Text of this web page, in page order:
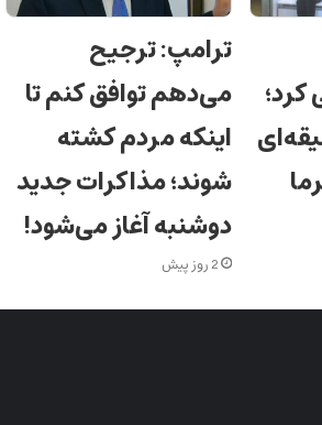
کرد؛
۱۰ دقیقه‌ای
ترامپ: ترجیح
می‌دهم توافق کنم تا
اینکه مردم کشته
شوند؛ مذاکرات جدید
دوشنبه آغاز می‌شود!
2 روز پیش